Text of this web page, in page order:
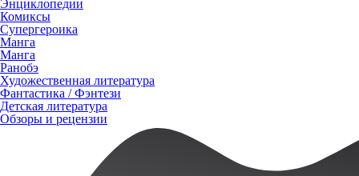
Энциклопедии
Комиксы
Супергероика
Манга
Манга
Ранобэ
Художественная литература
Фантастика / Фэнтези
Детская литература
Обзоры и рецензии